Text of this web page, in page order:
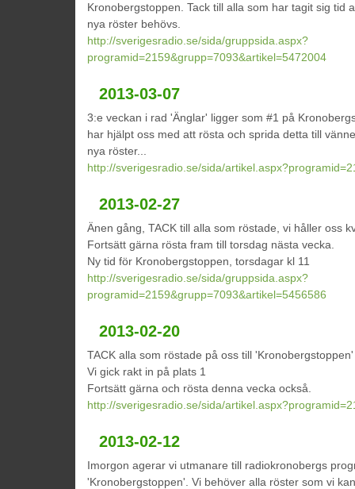
Kronobergstoppen. Tack till alla som har tagit sig tid
nya röster behövs.
http://sverigesradio.se/sida/gruppsida.aspx?
programid=2159&grupp=7093&artikel=5472004
2013-03-07
3:e veckan i rad 'Änglar' ligger som #1 på
har hjälpt oss med att rösta och sprida detta till
nya röster...
http://sverigesradio.se/sida/
2013-02-27
Änen gång, TACK till alla som röstade, vi håller oss
Fortsätt gärna rösta fram till torsdag nästa vecka.
Ny tid för Kronobergstoppen, torsdagar kl 11
http://sverigesradio.se/sida/gruppsida.aspx?
programid=2159&grupp=7093&artikel=5456586
2013-02-20
TACK alla som röstade på oss till 'Kronobergstoppen'
Vi gick rakt in på plats 1
Fortsätt gärna och rösta denna vecka också.
http://sverigesradio.se/sida/
2013-02-12
Imorgon agerar vi utmanare till radiokronobergs
'Kronobergstoppen'. Vi behöver alla röster som vi